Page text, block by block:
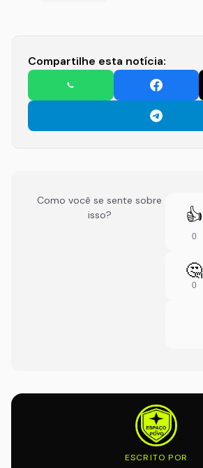
Compartilhe esta notícia:
Como você se sente sobre
isso?
👍
0
🤔
0
ESCRITO POR